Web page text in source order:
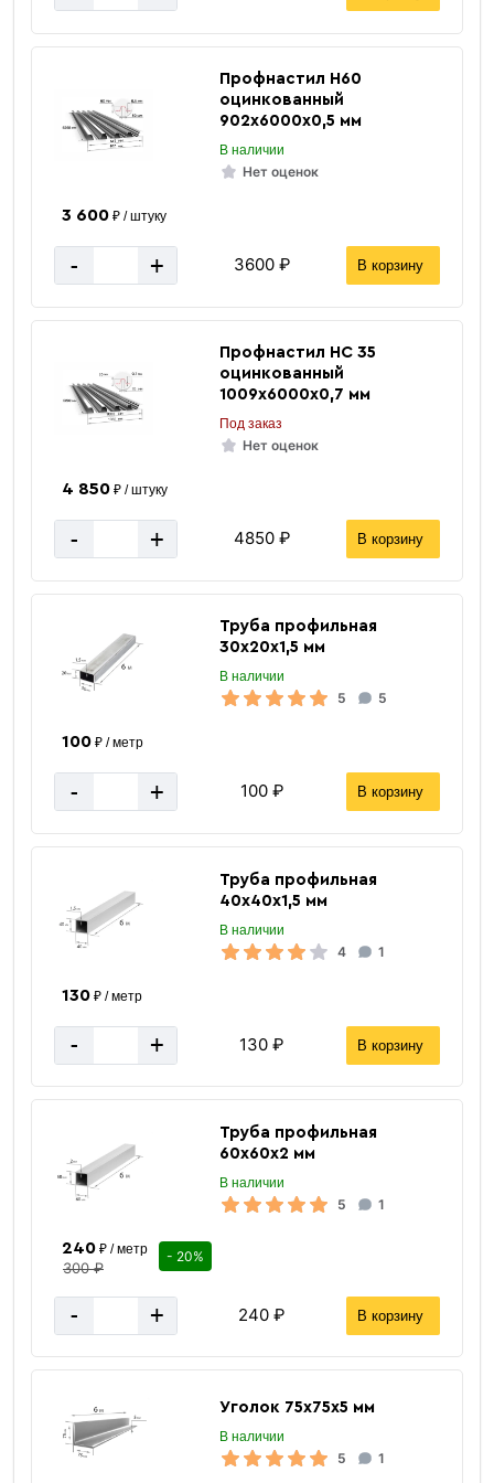
Профнастил Н60
оцинкованный
902х6000х0,5 мм
В наличии
Нет оценок
3 600₽ / штуку
- + 3600 ₽ В корзину
Профнастил НС 35
оцинкованный
1009х6000х0,7 мм
Под заказ
Нет оценок
4 850₽ / штуку
- + 4850 ₽ В корзину
Труба профильная
30х20х1,5 мм
В наличии
5 5
100₽ / метр
- + 100 ₽ В корзину
Труба профильная
40х40х1,5 мм
В наличии
4 1
130₽ / метр
- + 130 ₽ В корзину
Труба профильная
60х60х2 мм
В наличии
5 1
240₽ / метр
300 ₽
- 20%
- + 240 ₽ В корзину
Уголок 75х75х5 мм
В наличии
5 1